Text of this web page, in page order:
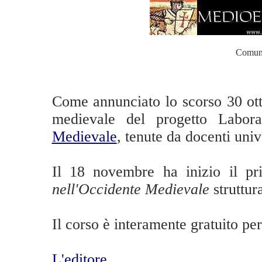
Come annunciato lo scorso 30
medievale del progetto
Medievale, tenute da docenti
Il 18 novembre ha inizio il
nell'Occidente Medievale
Il corso è interamente gratuito